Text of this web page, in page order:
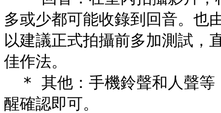
多或少都可能收錄到回音。也
以建議正式拍攝前多加測試，
佳作法。
醒確認即可。